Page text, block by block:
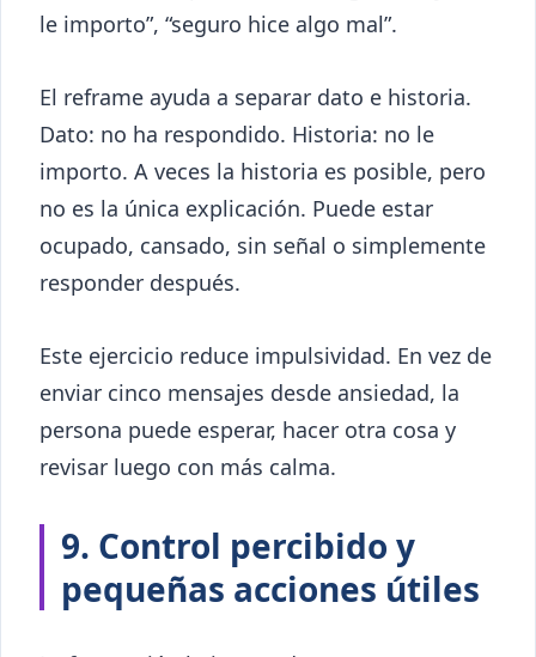
le importo”, “seguro hice algo mal”.
El reframe ayuda a separar dato e historia.
Dato: no ha respondido. Historia: no le
importo. A veces la historia es posible, pero
no es la única explicación. Puede estar
ocupado, cansado, sin señal o simplemente
responder después.
Este ejercicio reduce impulsividad. En vez de
enviar cinco mensajes desde ansiedad, la
persona puede esperar, hacer otra cosa y
revisar luego con más calma.
9. Control percibido y
pequeñas acciones útiles